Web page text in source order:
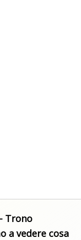
Trono
a vedere cosa